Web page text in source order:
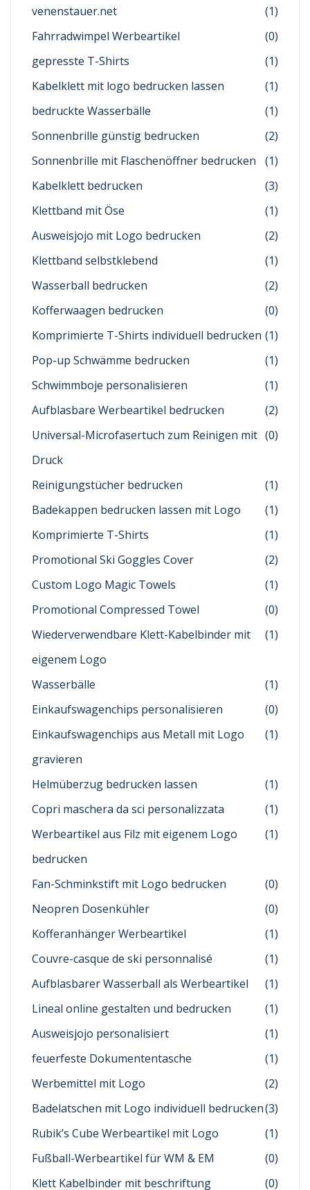
venenstauer.net
(1)
Fahrradwimpel Werbeartikel
(0)
gepresste T-Shirts
(1)
Kabelklett mit logo bedrucken lassen
(1)
bedruckte Wasserbälle
(1)
Sonnenbrille günstig bedrucken
(2)
Sonnenbrille mit Flaschenöffner bedrucken
(1)
Kabelklett bedrucken
(3)
Klettband mit Öse
(1)
Ausweisjojo mit Logo bedrucken
(2)
Klettband selbstklebend
(1)
Wasserball bedrucken
(2)
Kofferwaagen bedrucken
(0)
Komprimierte T-Shirts individuell bedrucken (1)
Pop-up Schwämme bedrucken
(1)
Schwimmboje personalisieren
(1)
Aufblasbare Werbeartikel bedrucken
(2)
Universal-Microfasertuch zum Reinigen mit
Druck
(0)
Reinigungstücher bedrucken
(1)
Badekappen bedrucken lassen mit Logo
(1)
Komprimierte T-Shirts
(1)
Promotional Ski Goggles Cover
(2)
Custom Logo Magic Towels
(1)
Promotional Compressed Towel
(0)
Wiederverwendbare Klett-Kabelbinder mit
eigenem Logo
(1)
Wasserbälle
(1)
Einkaufswagenchips personalisieren
(0)
Einkaufswagenchips aus Metall mit Logo
gravieren
(1)
Helmüberzug bedrucken lassen
(1)
Copri maschera da sci personalizzata
(1)
Werbeartikel aus Filz mit eigenem Logo
bedrucken
(1)
Fan-Schminkstift mit Logo bedrucken
(0)
Neopren Dosenkühler
(0)
Kofferanhänger Werbeartikel
(1)
Couvre-casque de ski personnalisé
(1)
Aufblasbarer Wasserball als Werbeartikel
(1)
Lineal online gestalten und bedrucken
(1)
Ausweisjojo personalisiert
(1)
feuerfeste Dokumententasche
(1)
Werbemittel mit Logo
(2)
Badelatschen mit Logo individuell bedrucken(3)
Rubik’s Cube Werbeartikel mit Logo
(1)
Fußball-Werbeartikel für WM & EM
(0)
Klett Kabelbinder mit beschriftung
(0)